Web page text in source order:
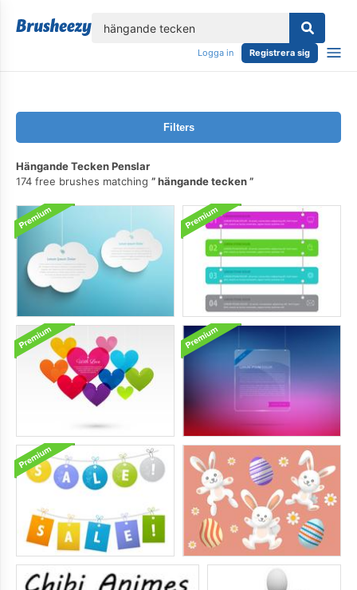
Logga in Registrera sig
Filters
Hängande Tecken Penslar
174 free brushes matching
hängande tecken